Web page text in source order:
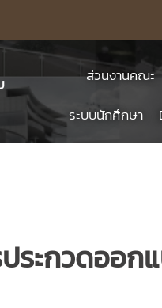
ส่วนงานคณะ
ระบบนักศึกษา
ระกวดออ